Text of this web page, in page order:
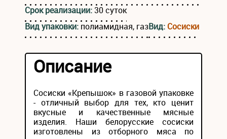
Срок реализации:30 суток
Вид упаковки: полиамидная, газВид: Сосиски
Описание
Сосиски «Крепышок» в газовой упаковке
- отличный выбор для тех, кто ценит
вкусные и качественные мясные
изделия. Наши белорусские сосиски
изготовлены из отборного мяса по